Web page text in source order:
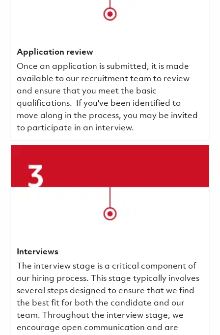
Application review
Once an application is submitted, it is made
available to our recruitment team to review
and ensure that you meet the basic
qualifications.
If you've been identified to
move along in the process, you may be invited
to participate in an interview.
Interviews
The interview stage is a critical component of
our hiring process. This stage typically involves
several steps designed to ensure that we find
the best fit for both the candidate and our
team. Throughout the interview stage, we
encourage open communication and are